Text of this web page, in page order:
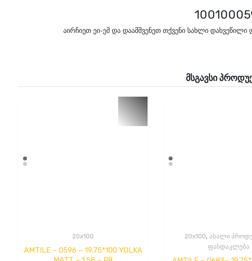
აირჩიეთ ეი-ემ და დაამშვენეთ თქვენი სახლი
მსგავსი
20x100
AMTILE – 0596 – 19.75*100 YOLKA
20x100, ახალი
ფასდაკლება